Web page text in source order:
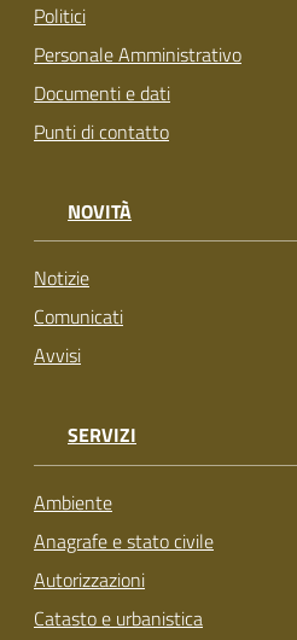
Politici
Personale Amministrativo
Documenti e dati
Punti di contatto
NOVITÀ
Notizie
Comunicati
Avvisi
SERVIZI
Ambiente
Anagrafe e stato civile
Autorizzazioni
Catasto e urbanistica